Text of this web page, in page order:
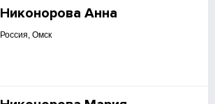
Никонорова Анна
Россия, Омск